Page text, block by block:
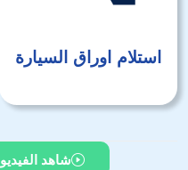
استلام اوراق السيارة
شاهد الفيديو